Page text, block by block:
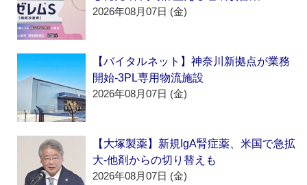
2026年08月07日 (金)
【バイタルネット】神奈川新拠点が業務
開始‐3PL専用物流施設
2026年08月07日 (金)
【大塚製薬】新規IgA腎症薬、米国で急拡
大‐他剤からの切り替えも
2026年08月07日 (金)